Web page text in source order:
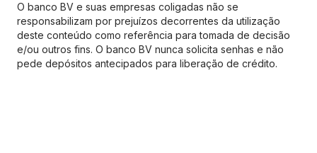
O banco BV e suas empresas coligadas não se
responsabilizam por prejuízos decorrentes da utilização
deste conteúdo como referência para tomada de decisão
e/ou outros fins. O banco BV nunca solicita senhas e não
pede depósitos antecipados para liberação de crédito.